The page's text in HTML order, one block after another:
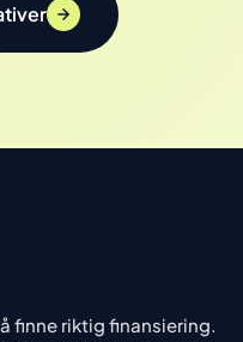
finne riktig finansiering.